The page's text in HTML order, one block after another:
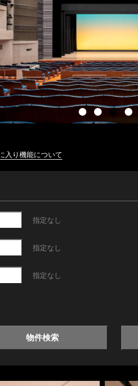
入り機能について
指定なし
指定なし
指定なし
物件検索